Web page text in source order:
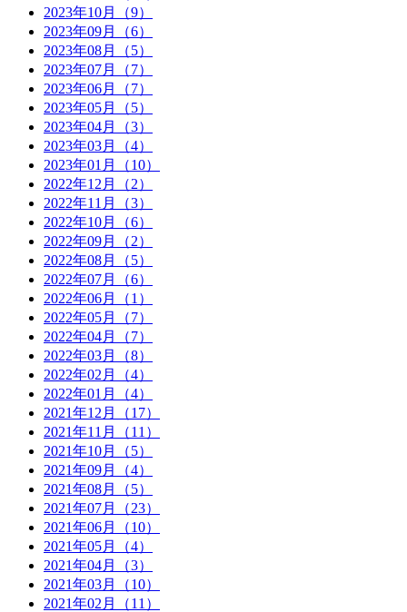
2023年10月（9）
2023年09月（6）
2023年08月（5）
2023年07月（7）
2023年06月（7）
2023年05月（5）
2023年04月（3）
2023年03月（4）
2023年01月（10）
2022年12月（2）
2022年11月（3）
2022年10月（6）
2022年09月（2）
2022年08月（5）
2022年07月（6）
2022年06月（1）
2022年05月（7）
2022年04月（7）
2022年03月（8）
2022年02月（4）
2022年01月（4）
2021年12月（17）
2021年11月（11）
2021年10月（5）
2021年09月（4）
2021年08月（5）
2021年07月（23）
2021年06月（10）
2021年05月（4）
2021年04月（3）
2021年03月（10）
2021年02月（11）